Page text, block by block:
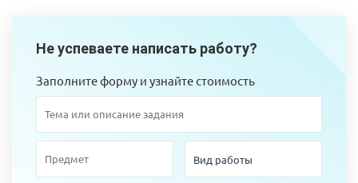
Не успеваете написать работу?
Заполните форму и узнайте стоимость